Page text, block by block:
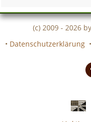
(c) 2009 - 2026 by
• Datenschutzerklärung •